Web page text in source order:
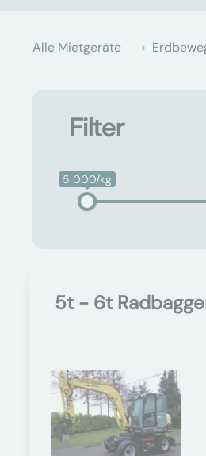
Alle Mietgeräte
Filter
5 000/kg
5t - 6t